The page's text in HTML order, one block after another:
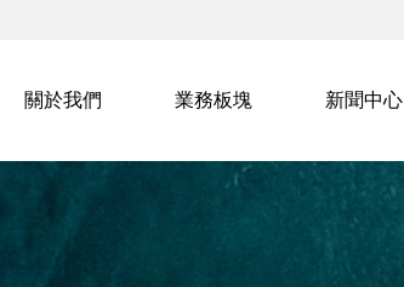
關於我們 業務板塊 新聞中心